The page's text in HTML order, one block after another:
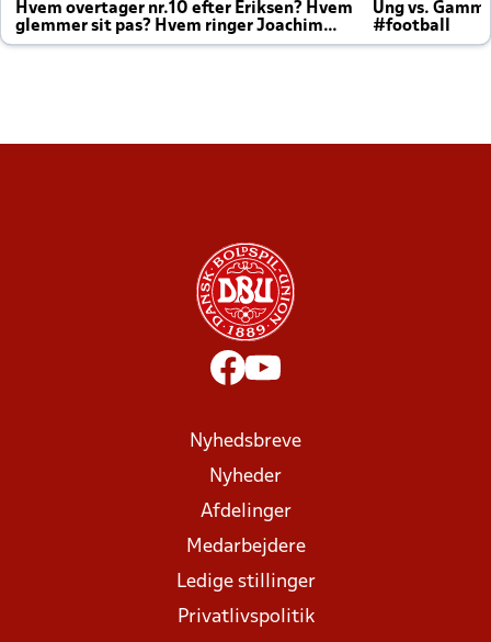
Hvem overtager nr.10 efter Eriksen? Hvem
glemmer sit pas? Hvem ringer Joachim
altid til efter kampe?
Ung vs.
#football
Nyhedsbreve
Nyheder
Afdelinger
Medarbejdere
Ledige stillinger
Privatlivspolitik